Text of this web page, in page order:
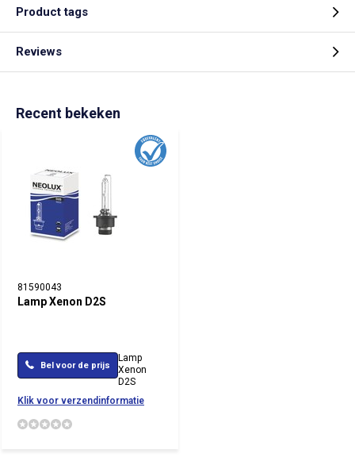
Product tags
Reviews
Recent bekeken
81590043
Lamp Xenon D2S
Bel voor de prijs
Lamp
Xenon
D2S
Klik voor verzendinformatie